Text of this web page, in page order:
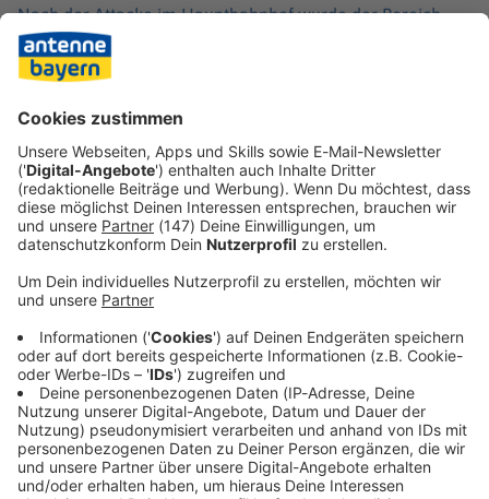
Nach der Attacke im Hauptbahnhof wurde der Bereich
weiträumig abgesperrt. Neben Spuren werden nun auch
die Videoaufzeichnungen gesichert. Zudem soll eine
Durchsuchung der Wohnung des 35-Jährigen erfolgen. Ob
der Mann gezielt Anhänger der Zeugen Jehovas